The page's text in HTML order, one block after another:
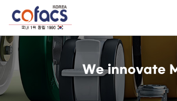
We innovate